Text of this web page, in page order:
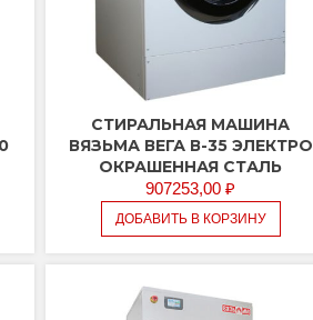
СТИРАЛЬНАЯ МАШИНА
ВЯЗЬМА ВЕГА В-35 ЭЛЕКТРО
ОКРАШЕННАЯ СТАЛЬ
907253,00₽
ДОБАВИТЬ В КОРЗИНУ